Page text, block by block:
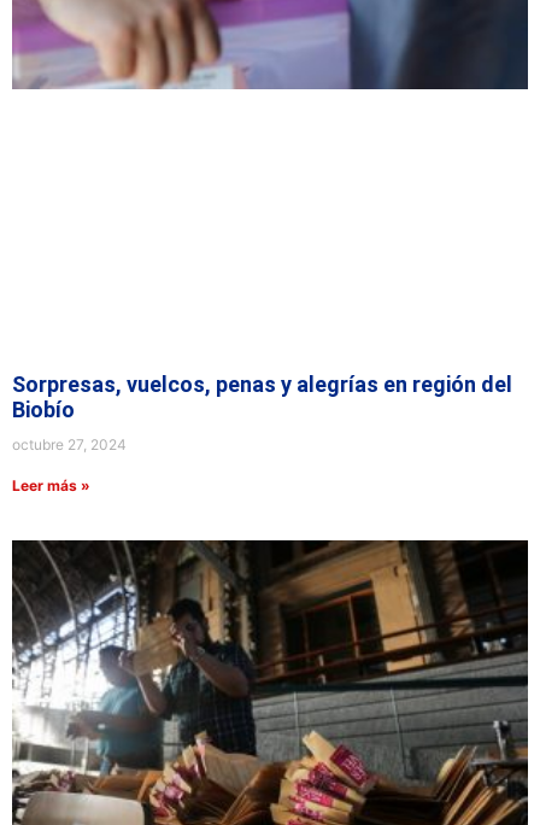
Sorpresas, vuelcos, penas y alegrías en región del
Biobío
octubre 27, 2024
Leer más »